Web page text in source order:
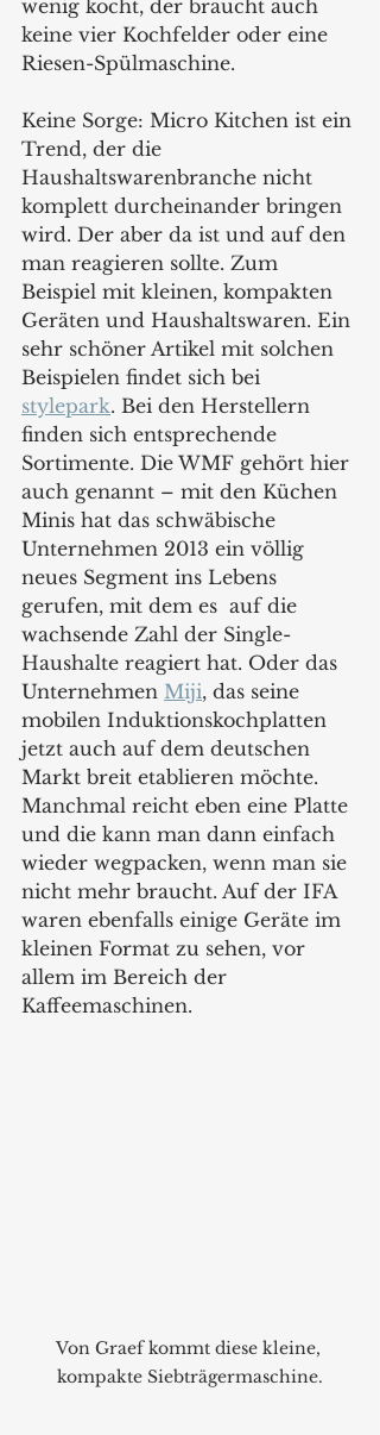
wenig kocht, der braucht auch
keine vier Kochfelder oder eine
Riesen-Spülmaschine.
Keine Sorge: Micro Kitchen ist ein
Trend, der die
Haushaltswarenbranche nicht
komplett durcheinander bringen
wird. Der aber da ist und auf den
man reagieren sollte. Zum
Beispiel mit kleinen, kompakten
Geräten und Haushaltswaren. Ein
sehr schöner Artikel mit solchen
Beispielen findet sich bei
stylepark. Bei den Herstellern
finden sich entsprechende
Sortimente. Die WMF gehört hier
auch genannt – mit den Küchen
Minis hat das schwäbische
Unternehmen 2013 ein völlig
neues Segment ins Lebens
gerufen, mit dem es  auf die
wachsende Zahl der Single-
Haushalte reagiert hat. Oder das
Unternehmen Miji, das seine
mobilen Induktionskochplatten
jetzt auch auf dem deutschen
Markt breit etablieren möchte.
Manchmal reicht eben eine Platte
und die kann man dann einfach
wieder wegpacken, wenn man sie
nicht mehr braucht. Auf der IFA
waren ebenfalls einige Geräte im
kleinen Format zu sehen, vor
allem im Bereich der
Kaffeemaschinen.
Von Graef kommt diese kleine,
kompakte Siebträgermaschine.